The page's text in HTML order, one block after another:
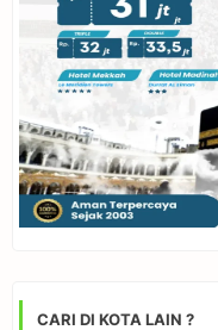
CARI DI KOTA LAIN ?